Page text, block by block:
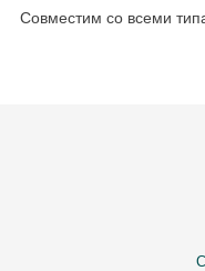
Совместим со всеми